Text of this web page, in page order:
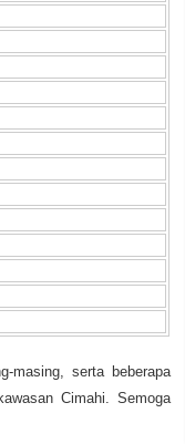
masing, serta beberapa
Cimahi. Semoga